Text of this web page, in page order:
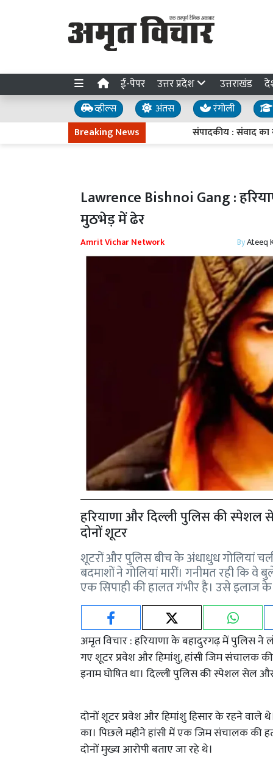
ई-पेपर उत्तर प्रदेश उत्तराखंड
व्हील्स अंतस रंगोली
Breaking News
संपादकीय : संवाद का संदेश
Lawrence Bishnoi Gang :
मुठभेड़ में ढेर
Amrit Vichar Network ByAteeq
हरियाणा और दिल्ली पुलिस की स्पेशल
दोनों शूटर
शूटरों और पुलिस बीच के अंधाधुध गोलियां
बदमाशों ने गोलियां मारीं। गनीमत रही
एक सिपाही की हालत गंभीर है। उसे इलाज
अमृत विचार : हरियाणा के बहादुरगढ़ में पुलिस ने
गए शूटर प्रवेश और हिमांशु, हांसी जिम संचालक
इनाम घोषित था। दिल्ली पुलिस की स्पेशल सेल और
दोनों शूटर प्रवेश और हिमांशु हिसार के रहने वाले
का। पिछले महीने हांसी में एक जिम संचालक की
दोनों मुख्य आरोपी बताए जा रहे थे।